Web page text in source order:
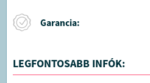
Garancia:
LEGFONTOSABB INFÓK: